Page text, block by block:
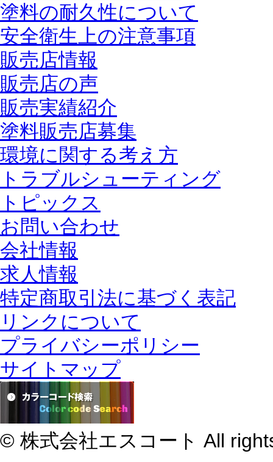
塗料の耐久性について
安全衛生上の注意事項
販売店情報
販売店の声
販売実績紹介
塗料販売店募集
環境に関する考え方
トラブルシューティング
トピックス
お問い合わせ
会社情報
求人情報
特定商取引法に基づく表記
リンクについて
プライバシーポリシー
サイトマップ
© 株式会社エスコート All